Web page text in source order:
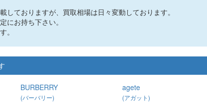
ておりますが、買取相場は日々変動しております。
にお持ち下さい。
。
BURBERRY
(バーバリー)
agete
(アガット)